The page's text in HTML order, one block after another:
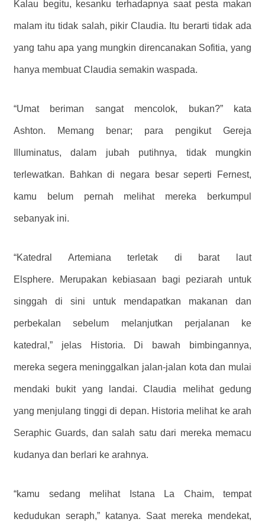
Kalau begitu, kesanku terhadapnya saat pesta makan
malam itu tidak salah, pikir Claudia. Itu berarti tidak ada
yang tahu apa yang mungkin direncanakan Sofitia, yang
hanya membuat Claudia semakin waspada.
“Umat beriman sangat mencolok, bukan?” kata
Ashton. Memang benar; para pengikut Gereja
Illuminatus, dalam jubah putihnya, tidak mungkin
terlewatkan. Bahkan di negara besar seperti Fernest,
kamu belum pernah melihat mereka berkumpul
sebanyak ini.
“Katedral Artemiana terletak di barat laut
Elsphere. Merupakan kebiasaan bagi peziarah untuk
singgah di sini untuk mendapatkan makanan dan
perbekalan sebelum melanjutkan perjalanan ke
katedral,” jelas Historia. Di bawah bimbingannya,
mereka segera meninggalkan jalan-jalan kota dan mulai
mendaki bukit yang landai. Claudia melihat gedung
yang menjulang tinggi di depan. Historia melihat ke arah
Seraphic Guards, dan salah satu dari mereka memacu
kudanya dan berlari ke arahnya.
“kamu sedang melihat Istana La Chaim, tempat
kedudukan seraph,” katanya. Saat mereka mendekat,